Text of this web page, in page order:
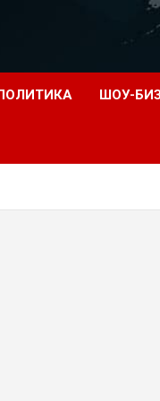
ШОУ-